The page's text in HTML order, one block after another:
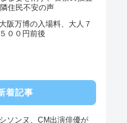
住民不安の声
大阪万博の入場料、大人７
５００円前後
着記事
シソンヌ、CM出演俳優が